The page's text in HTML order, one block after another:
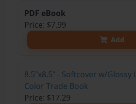
PDF eBook
Price: $7.99
Add
8.5"x8.5" - Softcover w/Glossy
Color Trade Book
Price: $17.29